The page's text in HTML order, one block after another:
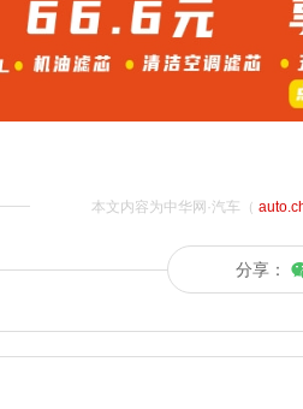
本文内容为中华网·汽车（
分享：